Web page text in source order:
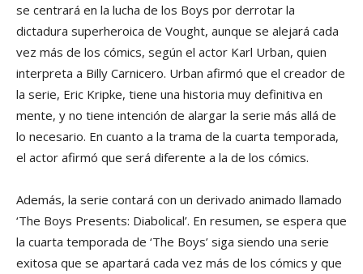
se centrará en la lucha de los Boys por derrotar la
dictadura superheroica de Vought, aunque se alejará cada
vez más de los cómics, según el actor Karl Urban, quien
interpreta a Billy Carnicero. Urban afirmó que el creador de
la serie, Eric Kripke, tiene una historia muy definitiva en
mente, y no tiene intención de alargar la serie más allá de
lo necesario. En cuanto a la trama de la cuarta temporada,
el actor afirmó que será diferente a la de los cómics.
Además, la serie contará con un derivado animado llamado
‘The Boys Presents: Diabolical’. En resumen, se espera que
la cuarta temporada de ‘The Boys’ siga siendo una serie
exitosa que se apartará cada vez más de los cómics y que